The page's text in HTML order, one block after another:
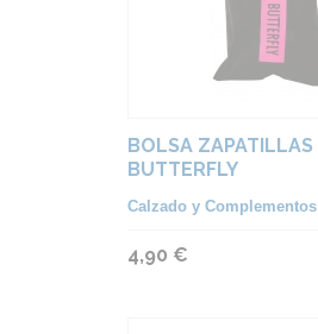
BOLSA ZAPATILLAS
BUTTERFLY
Calzado y Complementos
4,90 €